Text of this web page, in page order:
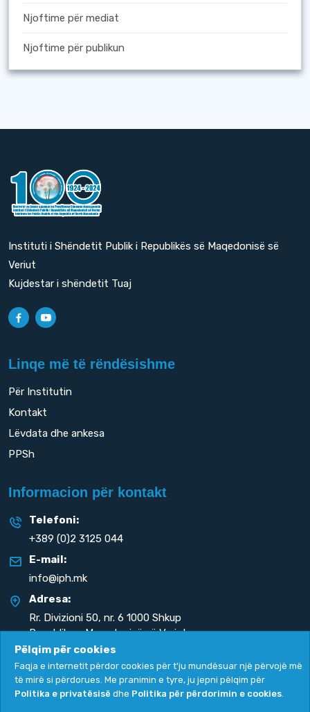
Njoftime për mediat
Njoftime për publikun
Instituti i Shëndetit Publik i Republikës së Maqedonisë së
Veriut
Kujdestar i shëndetit Tuaj
Linqe më të rëndësishme
Për Institutin
Kontakt
Lëvdata dhe ankesa
PPSh
Informacion për kontakt
Telefoni:
+389 (0)2 3125 044
E-mail:
info@iph.mk
Adresa:
Rr. Divizioni 50, nr. 6 1000 Shkup
Republika e Maqedonisë së Veriut
Politika e privatësisë Politika për përdorimin e cookies
Pëlqim për cookies
Faqja e internetit përdor cookies për t'ju mundësuar një përvojë më
të mirë si përdorues. Me pranimin e tyre, ju jepni pëlqim për
Politika e privatësisë dhe Politika për përdorimin e cookies.